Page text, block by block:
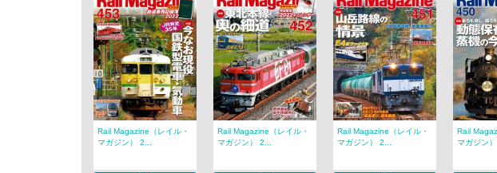
Rail Magazine（レイル・
マガジン） 2...
Rail Magazine（レイル・
マガジン） 2...
Rail Magazine（レイル・
マガジン） 2...
Rail
マガジン）